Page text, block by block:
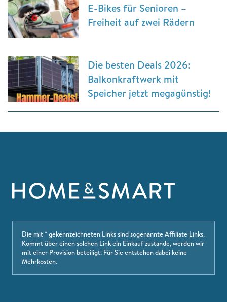
E-Bikes für Senioren –
Freiheit auf zwei Rädern
Die besten Deals 2026:
Balkonkraftwerk mit
Speicher jetzt megagünstig!
Die mit * gekennzeichneten Links sind sogenannte Affiliate Links.
Kommt über einen solchen Link ein Einkauf zustande, werden wir
mit einer Provision beteiligt. Für Sie entstehen dabei keine
Mehrkosten.